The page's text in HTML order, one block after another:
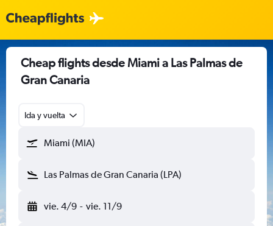
Cheap flights desde Miami a Las Palmas de
Gran Canaria
Ida y vuelta
Miami (MIA)
Las Palmas de Gran Canaria (LPA)
vie. 4/9 - vie. 11/9